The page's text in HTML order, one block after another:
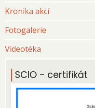
Kronika akcí
Fotogalerie
Videotéka
SCIO - certifikát